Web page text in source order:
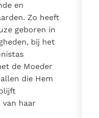
en
Zo heeft
geboren in
bij het
de Moeder
die Hem
haar